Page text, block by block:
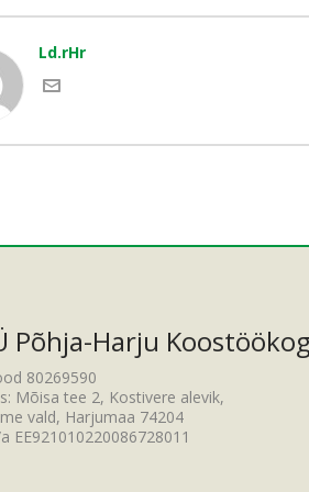
Ld.rHr
Põhja-Harju
80269590
Mõisa tee 2, Kostivere alevik,
vald, Harjumaa 74204
EE921010220086728011